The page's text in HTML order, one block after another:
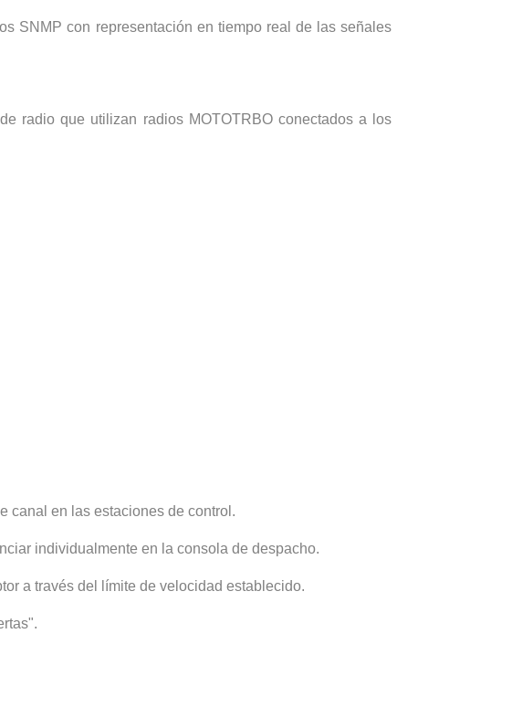
SNMP con representación en tiempo real de las señales
radio que utilizan radios MOTOTRBO conectados a los
canal en las estaciones de control.
individualmente en la consola de despacho.
a través del límite de velocidad establecido.